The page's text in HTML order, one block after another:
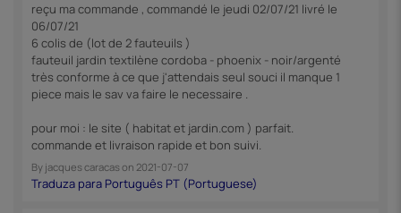
reçu ma commande , commandé le jeudi 02/07/21 livré le
06/07/21
6 colis de (lot de 2 fauteuils )
fauteuil jardin textilène cordoba - phoenix - noir/argenté
très conforme à ce que j'attendais seul souci il manque 1
piece mais le sav va faire le necessaire .
pour moi : le site ( habitat et jardin.com ) parfait.
commande et livraison rapide et bon suivi.
By jacques caracason 2021-07-07